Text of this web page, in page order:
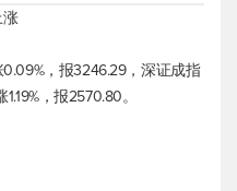
涨
0.09%，报3246.29， 深证成指
，报2570.80。